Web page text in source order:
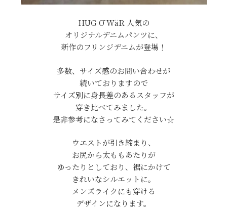
HUG Ō WäR 人気の
オリジナルデニムパンツに、
新作のフリンジデニムが登場！
多数、サイズ感のお問い合わせが
続いておりますので
サイズ別に身長差のあるスタッフが
穿き比べてみました。
是非参考になさってみてください☆
ウエストが引き締まり、
お尻から太ももあたりが
ゆったりとしており、裾にかけて
きれいなシルエットに。
メンズライクにも穿ける
デザインになります。